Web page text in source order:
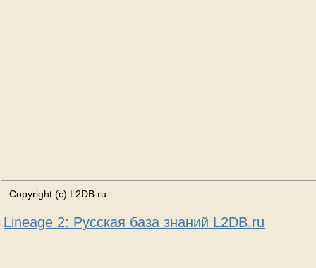
Copyright (c) L2DB.ru
Lineage 2: Русская база знаний L2DB.ru